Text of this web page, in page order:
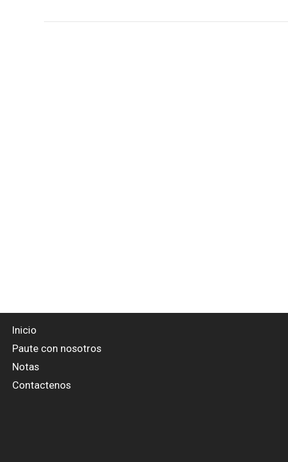
Inicio
Paute con nosotros
Notas
Contactenos